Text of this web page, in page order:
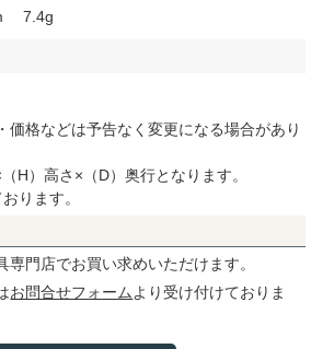
7.4g
格などは予告なく変更になる場合があり
H）高さ×（D）奥行となります。
ります。
専門店でお買い求めいただけます。
お問合せフォーム より受け付けておりま